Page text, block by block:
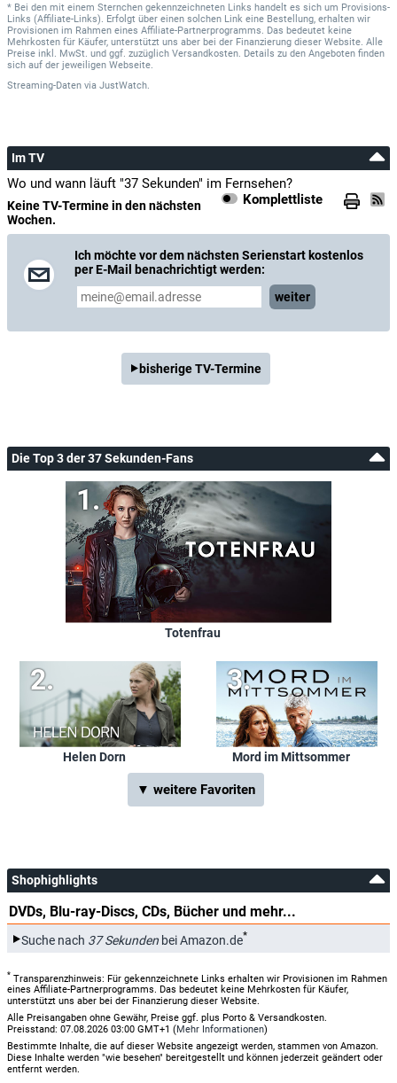
* Bei den mit einem Sternchen gekennzeichneten Links handelt es sich um Provisions-
Links (Affiliate-Links). Erfolgt über einen solchen Link eine Bestellung, erhalten wir
Provisionen im Rahmen eines Affiliate-Partnerprogramms. Das bedeutet keine
Mehrkosten für Käufer, unterstützt uns aber bei der Finanzierung dieser Website. Alle
Preise inkl. MwSt. und ggf. zuzüglich Versandkosten. Details zu den Angeboten finden
sich auf der jeweiligen Webseite.
Streaming-Daten via JustWatch.
Im TV
Wo und wann läuft "37 Sekunden" im Fernsehen?
Komplettliste
Keine TV-Termine in den nächsten
Wochen.
Ich möchte vor dem nächsten Serienstart kostenlos
per E-Mail benachrichtigt werden:
weiter
bisherige TV-Termine
Die Top 3 der 37 Sekunden-Fans
Totenfrau
Helen Dorn Mord im Mittsommer
▼ weitere Favoriten
Shophighlights
DVDs, Blu-ray-Discs, CDs, Bücher und mehr...
Suche nach 37 Sekunden bei Amazon.de*
* Transparenzhinweis: Für gekennzeichnete Links erhalten wir Provisionen im Rahmen
eines Affiliate-Partnerprogramms. Das bedeutet keine Mehrkosten für Käufer,
unterstützt uns aber bei der Finanzierung dieser Website.
Alle Preisangaben ohne Gewähr, Preise ggf. plus Porto & Versandkosten.
Preisstand: 07.08.2026 03:00 GMT+1 (Mehr Informationen)
Bestimmte Inhalte, die auf dieser Website angezeigt werden, stammen von Amazon.
Diese Inhalte werden "wie besehen" bereitgestellt und können jederzeit geändert oder
entfernt werden.